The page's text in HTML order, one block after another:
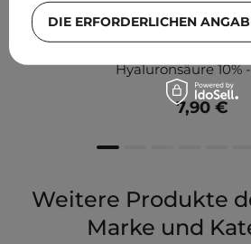
Hyaluronsäure 10%
7,90 €
Weitere Produkte
Marke und
DIE ERFORDERLICHEN